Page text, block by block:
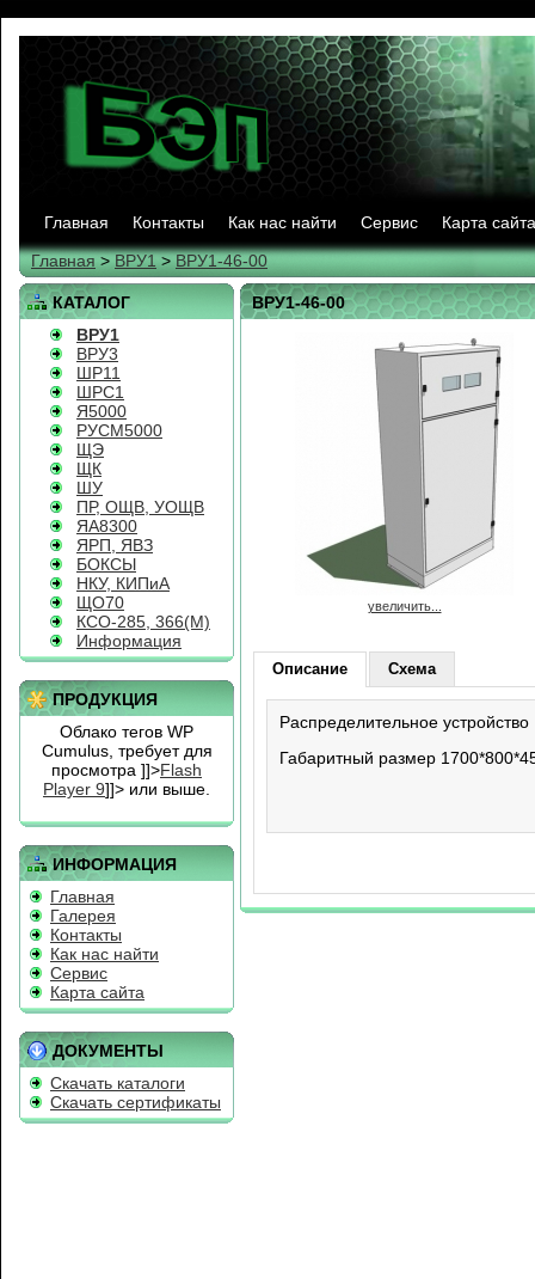
Главная Контакты Как нас найти Сервис
Карта сайта
Главная > ВРУ1 >ВРУ1-46-00
КАТАЛОГ
ВРУ1
ВРУ3
ШР11
ШРС1
Я5000
РУСМ5000
ЩЭ
ЩК
ШУ
ПР, ОЩВ, УОЩВ
ЯА8300
ЯРП, ЯВЗ
БОКСЫ
НКУ, КИПиА
ЩО70
КСО-285, 366(М)
Информация
ПРОДУКЦИЯ
Облако тегов WP
Cumulus, требует для
просмотра ]]>Flash
Player 9]]> или выше.
ИНФОРМАЦИЯ
Главная
Галерея
Контакты
Как нас найти
Сервис
Карта сайта
ДОКУМЕНТЫ
Скачать каталоги
Скачать сертификаты
ВРУ1-46-00
увеличить...
Описание Схема
Распределительное устройство
Габаритный размер